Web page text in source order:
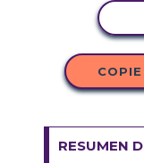
RESUMEN